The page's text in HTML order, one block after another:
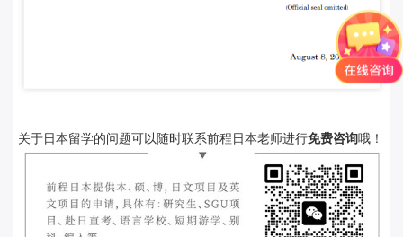
关于日本留学的问题可以随时联系前程日本老师进行免费咨询哦！